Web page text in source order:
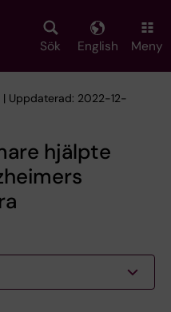
Sök English Meny
| Uppdaterad: 2022-12-
hjälpte